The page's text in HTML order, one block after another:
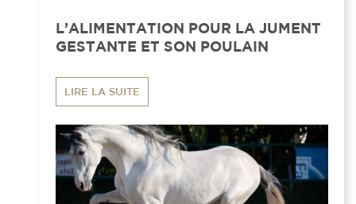
L’ALIMENTATION POUR LA JUMENT
GESTANTE ET SON POULAIN
LIRE LA SUITE